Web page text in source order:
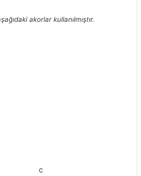
akorlar kullanılmıştır.
C